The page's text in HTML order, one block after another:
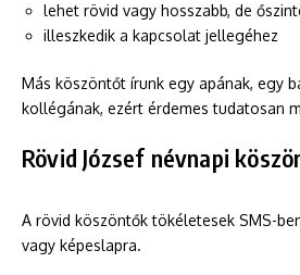
lehet rövid vagy hosszabb, de
illeszkedik a kapcsolat jellegéhez
Más köszöntőt írunk egy apának, egy
kollégának, ezért érdemes tudatosan
Rövid József névnapi
A rövid köszöntők tökéletesek SMS-
vagy képeslapra.